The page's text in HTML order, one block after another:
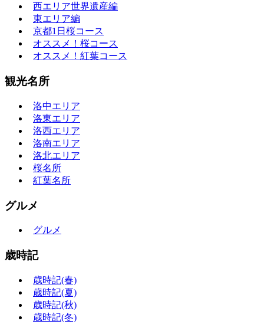
西エリア世界遺産編
東エリア編
京都1日桜コース
オススメ！桜コース
オススメ！紅葉コース
観光名所
洛中エリア
洛東エリア
洛西エリア
洛南エリア
洛北エリア
桜名所
紅葉名所
グルメ
グルメ
歳時記
歳時記(春)
歳時記(夏)
歳時記(秋)
歳時記(冬)